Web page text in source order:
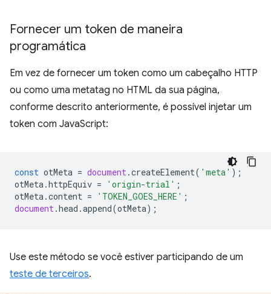
Fornecer um token de maneira
programática
Em vez de fornecer um token como um cabeçalho HTTP
ou como uma metatag no HTML da sua página,
conforme descrito anteriormente, é possível injetar um
token com JavaScript:
const otMeta = document.createElement( 'meta' );
otMeta.httpEquiv = 'origin-trial' ;
otMeta.content = 'TOKEN_GOES_HERE' ;
document.head .append(otMeta);
Use este método se você estiver participando de um
teste de terceiros.